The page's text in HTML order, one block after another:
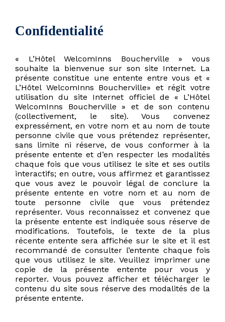
Confidentialité
« L’Hôtel WelcomInns Boucherville » vous
souhaite la bienvenue sur son site Internet. La
présente constitue une entente entre vous et «
L’Hôtel WelcomInns Boucherville» et régit votre
utilisation du site Internet officiel de « L’Hôtel
WelcomInns Boucherville » et de son contenu
(collectivement, le site). Vous convenez
expressément, en votre nom et au nom de toute
personne civile que vous prétendez représenter,
sans limite ni réserve, de vous conformer à la
présente entente et d’en respecter les modalités
chaque fois que vous utilisez le site et ses outils
interactifs; en outre, vous affirmez et garantissez
que vous avez le pouvoir légal de conclure la
présente entente en votre nom et au nom de
toute personne civile que vous prétendez
représenter. Vous reconnaissez et convenez que
la présente entente est indiquée sous réserve de
modifications. Toutefois, le texte de la plus
récente entente sera affichée sur le site et il est
recommandé de consulter l’entente chaque fois
que vous utilisez le site. Veuillez imprimer une
copie de la présente entente pour vous y
reporter. Vous pouvez afficher et télécharger le
contenu du site sous réserve des modalités de la
présente entente.